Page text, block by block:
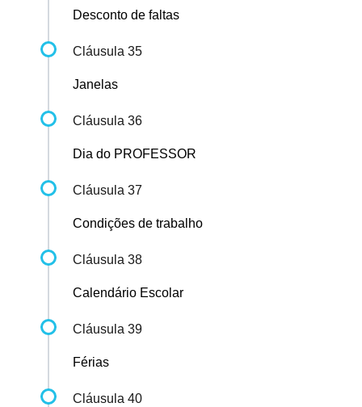
Desconto de faltas
Cláusula 35
Janelas
Cláusula 36
Dia do PROFESSOR
Cláusula 37
Condições de trabalho
Cláusula 38
Calendário Escolar
Cláusula 39
Férias
Cláusula 40